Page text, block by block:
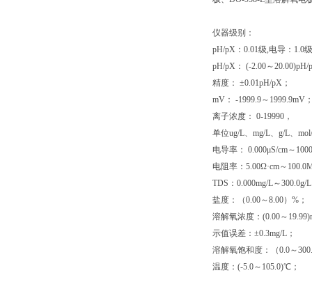
仪器级别：
pH/pX：0.01级,电导：1.0
pH/pX： (-2.00～20.00)pH/
精度： ±0.01pH/pX；
mV： -1999.9～1999.9mV
离子浓度： 0-19990，
单位ug/L、mg/L、g/L、
电导率： 0.000μS/cm～
电阻率：5.00Ω·cm～
TDS：0.000mg/L～300.0g/
盐度：（0.00～8.00）%；
溶解氧浓度：(0.00～
示值误差：±0.3mg/L；
溶解氧饱和度：（0.0～
温度：(-5.0～105.0)℃；